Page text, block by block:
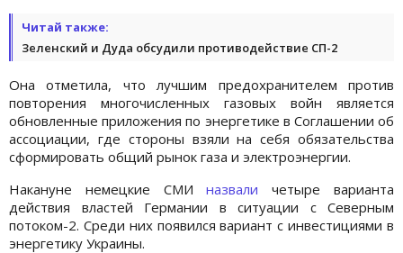
Читай также:
Зеленский и Дуда обсудили противодействие СП-2
Она отметила, что лучшим предохранителем против
повторения многочисленных газовых войн является
обновленные приложения по энергетике в Соглашении об
ассоциации, где стороны взяли на себя обязательства
сформировать общий рынок газа и электроэнергии.
Накануне немецкие СМИназваличетыре варианта
действия властей Германии в ситуации с Северным
потоком-2. Среди них появился вариант с инвестициями в
энергетику Украины.